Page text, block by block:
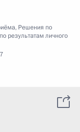
, Решения по
результатам личного